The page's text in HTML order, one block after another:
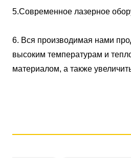
5.Современное лазерное
6. Вся производимая нами
высоким температурам и
материалом, а также